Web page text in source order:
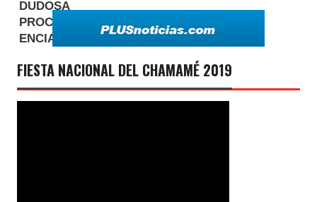
FIESTA NACIONAL DEL CHAMAMÉ 2019